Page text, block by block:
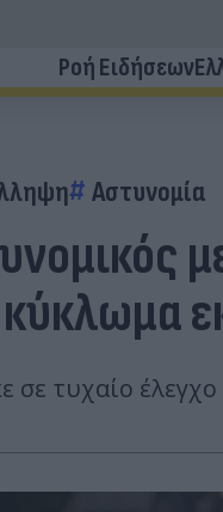
Ροή Ειδήσεων
Αστυνομία
σε τυχαίο